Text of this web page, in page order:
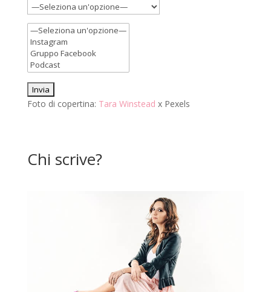
Foto di copertina: Tara Winstead x Pexels
Chi scrive?